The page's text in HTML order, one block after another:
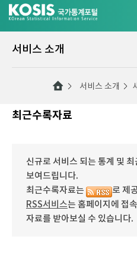
서비스 소개
서비스 소개
최근수록자료
신규로 서비스 되는 통계 및
보여드립니다.
최근수록자료는
로 제
RSS서비스는 홈페이지에 접
자료를 받아보실 수 있습니다.